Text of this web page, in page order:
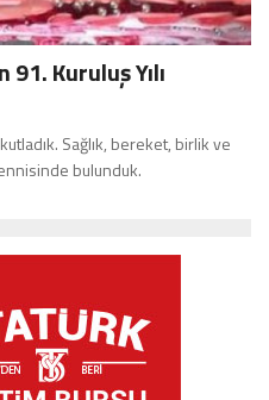
91. Kuruluş Yılı
kutladık. Sağlık, bereket, birlik ve
bulunduk.